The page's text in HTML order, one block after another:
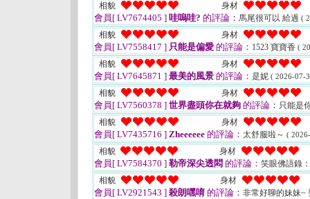
相貌 身材
會員[ LV7674405 ] 哇嗚哇? 的評論： 馬尾很可以 給過 (
相貌 身材
會員[ LV7558417 ] 只能是偏愛 的評論： 1523 寶寶香 (
相貌 身材
會員[ LV7645871 ] 最美的風景 的評論： 是妮 ( 2026-07-
相貌 身材
會員[ LV7560378 ] 世界盡頭你在就夠 的評論： 只能是
相貌
身材
會員[ LV7435716 ] Zheeeeee 的評論： 太舒服啦～ (
相貌 身材
會員[ LV7584370 ] 勒帝深尖透悶 的評論： 笑眼佛語錄
相貌
身材
會員[ LV2921543 ] 殺朗嘿唷的評論： 非常好聊的妹妹~